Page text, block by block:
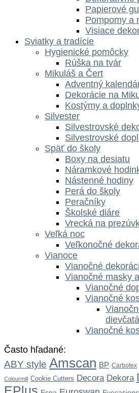
Papierové
Pompomy a
Visiace
Sviatky a tradície
Hygienické pomôcky
Rúška na tvár
Mikuláš a Čert
Adventný
Dekorácie na
Kostýmy a
Silvester
Silvestrovské
Silvestrovské
Späť do školy
Boxy na desiatu
Náramkové
Nástenné hodiny
Perá do školy
Peračníky
Školské diáre
Vrecká na
Veľká noc
Veľkonočné
Vianoce
Vianočné
Vianočné masky
Vianočné
Vianočné
dievčatá
Vianočné
Často hľadané:
ABY style Amscan BP Carbotex
Colourmill Cookie Cutters Decora Dekora